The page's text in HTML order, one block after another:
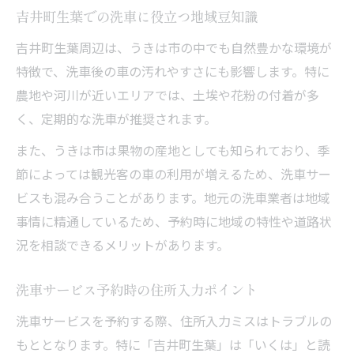
吉井町生葉での洗車に役立つ地域豆知識
吉井町生葉周辺は、うきは市の中でも自然豊かな環境が
特徴で、洗車後の車の汚れやすさにも影響します。特に
農地や河川が近いエリアでは、土埃や花粉の付着が多
く、定期的な洗車が推奨されます。
また、うきは市は果物の産地としても知られており、季
節によっては観光客の車の利用が増えるため、洗車サー
ビスも混み合うことがあります。地元の洗車業者は地域
事情に精通しているため、予約時に地域の特性や道路状
況を相談できるメリットがあります。
洗車サービス予約時の住所入力ポイント
洗車サービスを予約する際、住所入力ミスはトラブルの
もととなります。特に「吉井町生葉」は「いくは」と読